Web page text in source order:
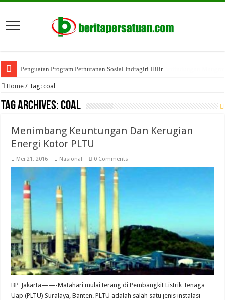
Penguatan Program Perhutanan Sosial Indragiri Hilir
Home / Tag:coal
Tag Archives:coal
Menimbang Keuntungan Dan Kerugian
Energi Kotor PLTU
Mei 21, 2016 Nasional 0 Comments
BP_Jakarta——-Matahari mulai terang di Pembangkit Listrik Tenaga
Uap (PLTU) Suralaya, Banten. PLTU adalah salah satu jenis instalasi